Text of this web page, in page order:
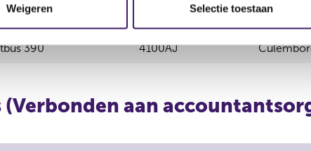
Weigeren Selectie toestaan
390
390 4100AJ
aan